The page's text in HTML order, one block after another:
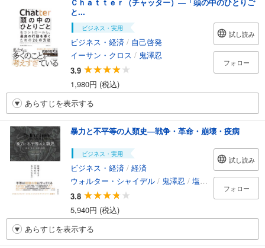
と...
ビジネス・実用
ビジネス・経済 / 自己啓発
イーサン・クロス / 鬼澤忍
3.9
1,980円 (税込)
試し読み
フォロー
あらすじを表示する
暴力と不平等の人類史―戦争・革命・崩壊・疫病
ビジネス・実用
ビジネス・経済 / 経済
ウォルター・シャイデル / 鬼澤忍 / 塩原通緒
3.8
5,940円 (税込)
試し読み
フォロー
あらすじを表示する